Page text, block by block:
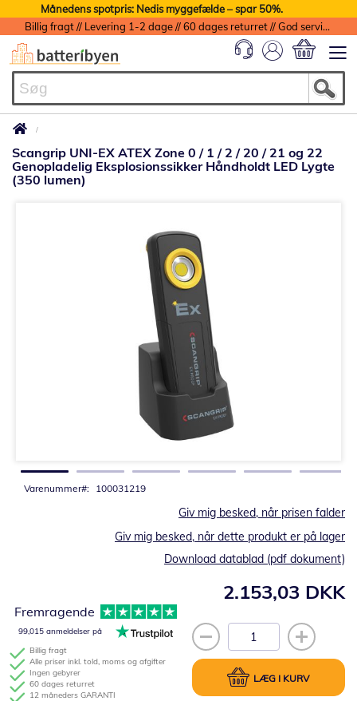
Månedens spotpris: Nedis myggefælde – spar 50%.
Billig fragt // Levering 1-2 dage // 60 dages returret // God service med garanti
Scangrip UNI-EX ATEX Zone 0 / 1 / 2 / 20 / 21 og 22
Genopladelig Eksplosionssikker Håndholdt LED Lygte
(350 lumen)
Varenummer 100031219
2.153,03 DKK
Giv mig besked, når prisen falder
Giv mig besked, når dette produkt er på lager
LÆG I KURV
Billig fragt
Alle priser inkl. told, moms og afgifter
Ingen gebyrer
60 dages returret
12 måneders GARANTI
Fremragende
99,015 anmeldelser på
Download datablad (pdf dokument)
billedgalleriet